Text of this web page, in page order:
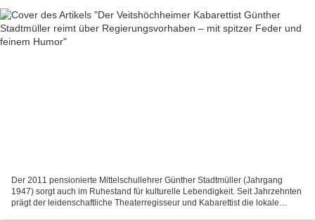
Der 2011 pensionierte Mittelschullehrer Günther Stadtmüller (Jahrgang
1947) sorgt auch im Ruhestand für kulturelle Lebendigkeit. Seit Jahrzehnten
prägt der leidenschaftliche Theaterregisseur und Kabarettist die lokale